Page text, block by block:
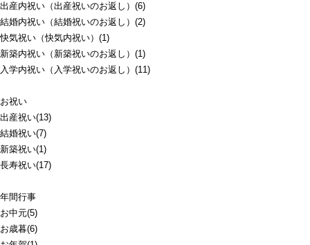
出産内祝い（出産祝いのお返し）(6)
結婚内祝い（結婚祝いのお返し）(2)
快気祝い（快気内祝い）(1)
新築内祝い（新築祝いのお返し）(1)
入学内祝い（入学祝いのお返し）(11)
お祝い
出産祝い(13)
結婚祝い(7)
新築祝い(1)
長寿祝い(17)
年間行事
お中元(5)
お歳暮(6)